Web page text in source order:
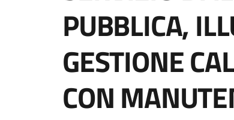
PUBBLICA,
GESTIONE
CON